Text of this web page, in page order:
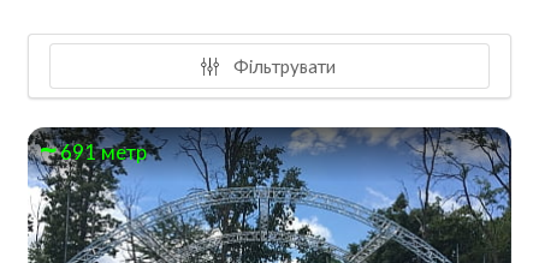
Фільтрувати
691 метр